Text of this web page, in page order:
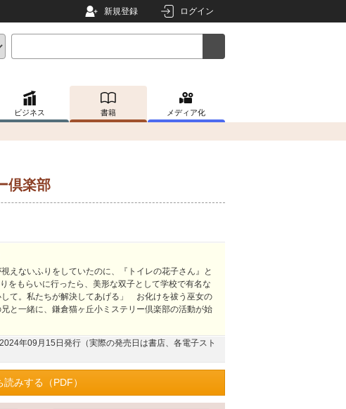
新規登録 ログイン
ビジネス 書籍 メディア化
倶楽部
えないふりをしていたのに、『トイレの花子さん』と
をもらいに行ったら、美形な双子として学校で有名な
。私たちが解決してあげる」 お化けを祓う巫女の
と一緒に、鎌倉猫ヶ丘小ミステリー倶楽部の活動が始
年09月15日発行（実際の発売日は書店、各電子スト
読みする（PDF）